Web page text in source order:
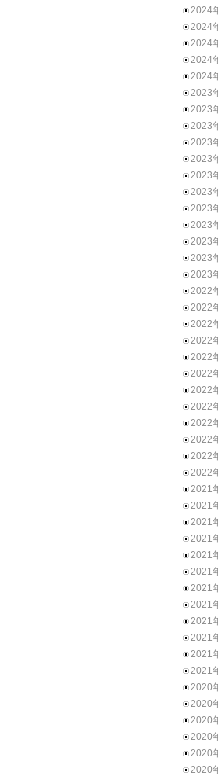
2024
2024
2024
2024
2024
2023
2023
2023
2023
2023
2023
2023
2023
2023
2023
2023
2023
2022
2022
2022
2022
2022
2022
2022
2022
2022
2022
2022
2022
2021
2021
2021
2021
2021
2021
2021
2021
2021
2021
2021
2021
2020
2020
2020
2020
2020
2020